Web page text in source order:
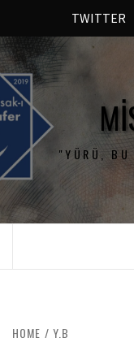
TWITTER
"YÜRÜ, BU
HOME Y.B